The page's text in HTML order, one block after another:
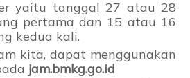
yaitu tanggal 27 atau 28
pertama dan 15 atau 16
kedua kali.
kita, dapat menggunakan
jam.bmkg.go.id